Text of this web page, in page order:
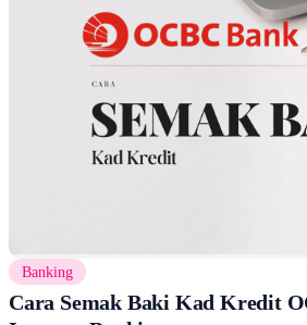
Banking
Cara Semak Baki Kad Kredit